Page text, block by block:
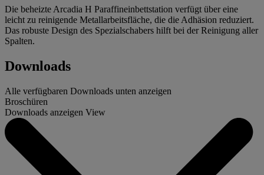
Die beheizte Arcadia H Paraffineinbettstation verfügt über eine
leicht zu reinigende Metallarbeitsfläche, die die Adhäsion reduziert.
Das robuste Design des Spezialschabers hilft bei der Reinigung aller
Spalten.
Downloads
Alle verfügbaren Downloads unten anzeigen
Broschüren
Downloads anzeigen View